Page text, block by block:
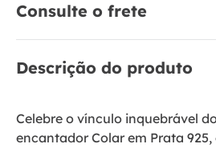
Consulte o frete
Descrição do produto
Celebre o vínculo inquebrável
encantador Colar em Prata